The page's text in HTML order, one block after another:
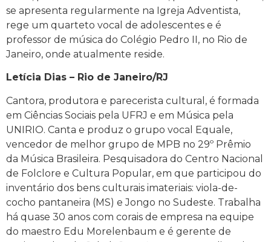
se apresenta regularmente na Igreja Adventista,
rege um quarteto vocal de adolescentes e é
professor de música do Colégio Pedro II, no Rio de
Janeiro, onde atualmente reside.
Letícia Dias – Rio de Janeiro/RJ
Cantora, produtora e parecerista cultural, é formada
em Ciências Sociais pela UFRJ e em Música pela
UNIRIO. Canta e produz o grupo vocal Equale,
vencedor de melhor grupo de MPB no 29º Prêmio
da Música Brasileira. Pesquisadora do Centro Nacional
de Folclore e Cultura Popular, em que participou do
inventário dos bens culturais imateriais: viola-de-
cocho pantaneira (MS) e Jongo no Sudeste. Trabalha
há quase 30 anos com corais de empresa na equipe
do maestro Edu Morelenbaum e é gerente de